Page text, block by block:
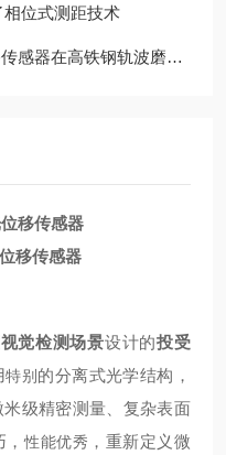
位式测距技术
铁钢轨波磨检测中的应用推荐
移传感器
移传感器
觉检测场景设计的投受
特别 的分离式光学结构，
级精密测量、复杂表面
，性能优秀 ，重新定义微